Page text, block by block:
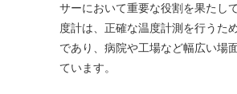
サーにおいて重要な役割を果たし
度計は、正確な温度計測を行うた
であり、病院や工場など幅広い場
ています。